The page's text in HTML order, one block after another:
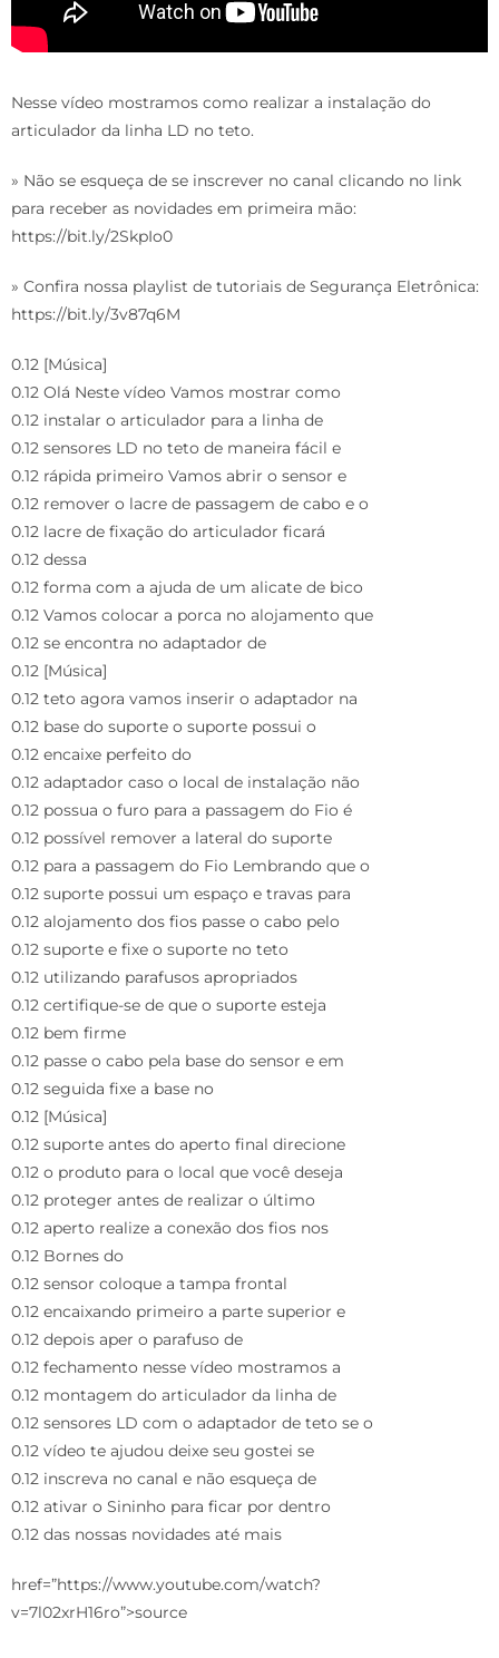
Nesse vídeo mostramos como realizar a instalação do
articulador da linha LD no teto.
» Não se esqueça de se inscrever no canal clicando no link
para receber as novidades em primeira mão:
https://bit.ly/2SkpIo0
» Confira nossa playlist de tutoriais de Segurança Eletrônica:
https://bit.ly/3v87q6M
0.12 [Música]
0.12 Olá Neste vídeo Vamos mostrar como
0.12 instalar o articulador para a linha de
0.12 sensores LD no teto de maneira fácil e
0.12 rápida primeiro Vamos abrir o sensor e
0.12 remover o lacre de passagem de cabo e o
0.12 lacre de fixação do articulador ficará
0.12 dessa
0.12 forma com a ajuda de um alicate de bico
0.12 Vamos colocar a porca no alojamento que
0.12 se encontra no adaptador de
0.12 [Música]
0.12 teto agora vamos inserir o adaptador na
0.12 base do suporte o suporte possui o
0.12 encaixe perfeito do
0.12 adaptador caso o local de instalação não
0.12 possua o furo para a passagem do Fio é
0.12 possível remover a lateral do suporte
0.12 para a passagem do Fio Lembrando que o
0.12 suporte possui um espaço e travas para
0.12 alojamento dos fios passe o cabo pelo
0.12 suporte e fixe o suporte no teto
0.12 utilizando parafusos apropriados
0.12 certifique-se de que o suporte esteja
0.12 bem firme
0.12 passe o cabo pela base do sensor e em
0.12 seguida fixe a base no
0.12 [Música]
0.12 suporte antes do aperto final direcione
0.12 o produto para o local que você deseja
0.12 proteger antes de realizar o último
0.12 aperto realize a conexão dos fios nos
0.12 Bornes do
0.12 sensor coloque a tampa frontal
0.12 encaixando primeiro a parte superior e
0.12 depois aper o parafuso de
0.12 fechamento nesse vídeo mostramos a
0.12 montagem do articulador da linha de
0.12 sensores LD com o adaptador de teto se o
0.12 vídeo te ajudou deixe seu gostei se
0.12 inscreva no canal e não esqueça de
0.12 ativar o Sininho para ficar por dentro
0.12 das nossas novidades até mais
href=”https://www.youtube.com/watch?
v=7l02xrH16ro”>source